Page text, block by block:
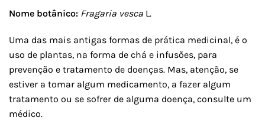
Nome botânico: Fragaria vesca L.
Uma das mais antigas formas de prática medicinal, é o
uso de plantas, na forma de chá e infusões, para
prevenção e tratamento de doenças. Mas, atenção, se
estiver a tomar algum medicamento, a fazer algum
tratamento ou se sofrer de alguma doença, consulte um
médico.